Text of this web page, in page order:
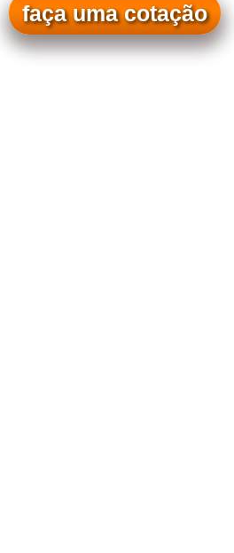
faça uma cotação